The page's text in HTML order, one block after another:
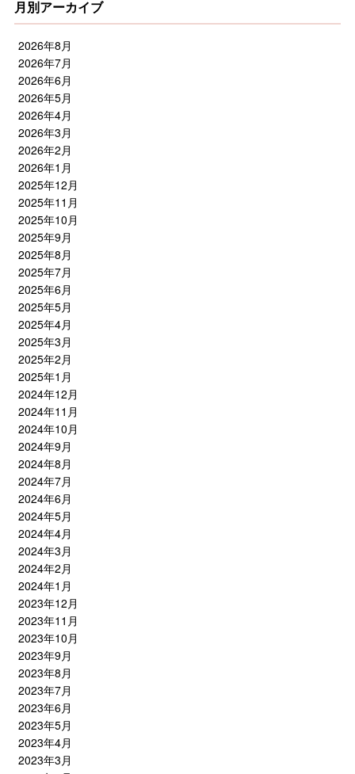
月別アーカイブ
2026年8月
2026年7月
2026年6月
2026年5月
2026年4月
2026年3月
2026年2月
2026年1月
2025年12月
2025年11月
2025年10月
2025年9月
2025年8月
2025年7月
2025年6月
2025年5月
2025年4月
2025年3月
2025年2月
2025年1月
2024年12月
2024年11月
2024年10月
2024年9月
2024年8月
2024年7月
2024年6月
2024年5月
2024年4月
2024年3月
2024年2月
2024年1月
2023年12月
2023年11月
2023年10月
2023年9月
2023年8月
2023年7月
2023年6月
2023年5月
2023年4月
2023年3月